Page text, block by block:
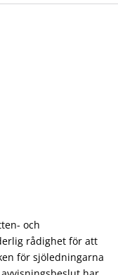
och
rådighet för att
för sjöledningarna